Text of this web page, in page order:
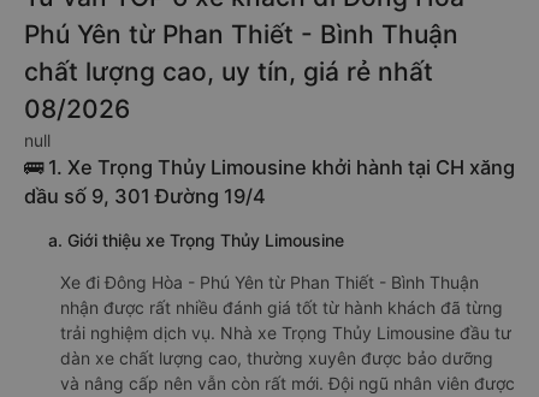
Phú Yên từ Phan Thiết - Bình Thuận
chất lượng cao, uy tín, giá rẻ nhất
08/2026
null
🚌 1. Xe Trọng Thủy Limousine khởi hành tại CH xăng
dầu số 9, 301 Đường 19/4
a. Giới thiệu xe Trọng Thủy Limousine
Xe đi Đông Hòa - Phú Yên từ Phan Thiết - Bình Thuận
nhận được rất nhiều đánh giá tốt từ hành khách đã từng
trải nghiệm dịch vụ. Nhà xe Trọng Thủy Limousine đầu tư
dàn xe chất lượng cao, thường xuyên được bảo dưỡng
và nâng cấp nên vẫn còn rất mới. Đội ngũ nhân viên được